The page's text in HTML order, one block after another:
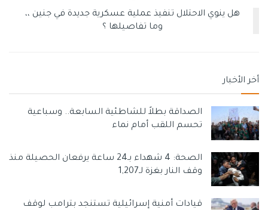
هل ينوي الاحتلال تنفيذ عملية عسكرية جديدة في جنين ،،
وما تفاصيلها ؟
أخر الأخبار
الصداقة بطلاً للشاطئية السابعة.. وسباعية
تحسم اللقب أمام نماء
الصحة: 4 شهداء بـ24 ساعة يرفعان الحصيلة منذ
وقف النار بغزة لـ1,207
قيادات أمنية إسرائيلية تستنجد بترامب لوقف